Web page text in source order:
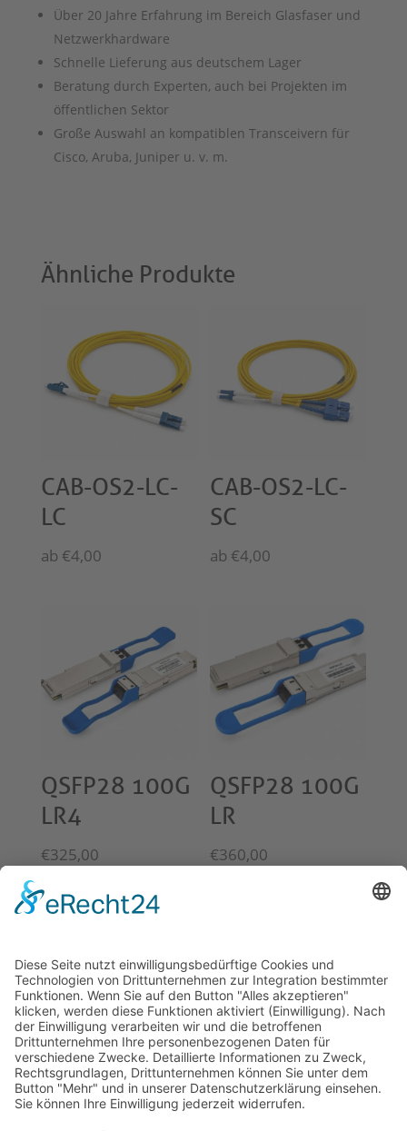
Über 20 Jahre Erfahrung im Bereich Glasfaser und
Netzwerkhardware
Schnelle Lieferung aus deutschem Lager
Beratung durch Experten, auch bei Projekten im
öffentlichen Sektor
Große Auswahl an kompatiblen Transceivern für
Cisco, Aruba, Juniper u. v. m.
Ähnliche Produkte
CAB-OS2-LC-
LC
ab €4,00
CAB-OS2-LC-
SC
ab €4,00
QSFP28 100G
LR4
€325,00
QSFP28 100G
LR
€360,00
© 2026 Tecowin GmbH |Impressum|Datenschutz
|Widerrufsrecht|AGB|Gewährleistung|RMA